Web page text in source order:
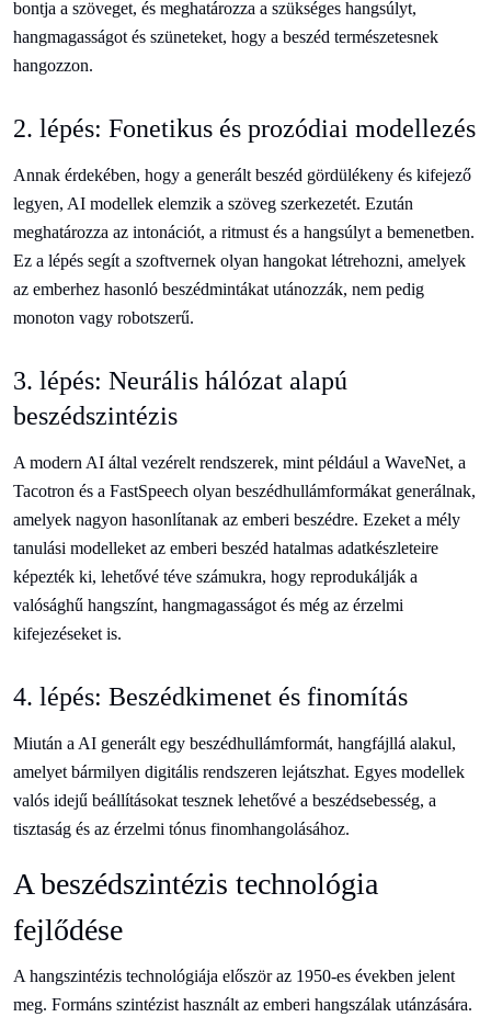
bontja a szöveget, és meghatározza a szükséges hangsúlyt,
hangmagasságot és szüneteket, hogy a beszéd természetesnek
hangozzon.
2. lépés: Fonetikus és prozódiai modellezés
Annak érdekében, hogy a generált beszéd gördülékeny és kifejező
legyen, AI modellek elemzik a szöveg szerkezetét. Ezután
meghatározza az intonációt, a ritmust és a hangsúlyt a bemenetben.
Ez a lépés segít a szoftvernek olyan hangokat létrehozni, amelyek
az emberhez hasonló beszédmintákat utánozzák, nem pedig
monoton vagy robotszerű.
3. lépés: Neurális hálózat alapú
beszédszintézis
A modern AI által vezérelt rendszerek, mint például a WaveNet, a
Tacotron és a FastSpeech olyan beszédhullámformákat generálnak,
amelyek nagyon hasonlítanak az emberi beszédre. Ezeket a mély
tanulási modelleket az emberi beszéd hatalmas adatkészleteire
képezték ki, lehetővé téve számukra, hogy reprodukálják a
valósághű hangszínt, hangmagasságot és még az érzelmi
kifejezéseket is.
4. lépés: Beszédkimenet és finomítás
Miután a AI generált egy beszédhullámformát, hangfájllá alakul,
amelyet bármilyen digitális rendszeren lejátszhat. Egyes modellek
valós idejű beállításokat tesznek lehetővé a beszédsebesség, a
tisztaság és az érzelmi tónus finomhangolásához.
A beszédszintézis technológia
fejlődése
A hangszintézis technológiája először az 1950-es években jelent
meg. Formáns szintézist használt az emberi hangszálak utánzására.